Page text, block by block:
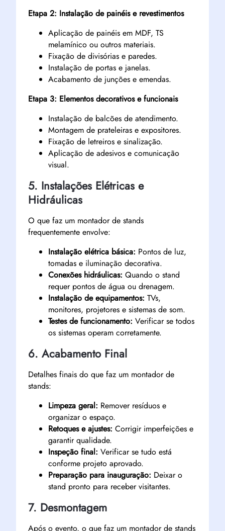
Etapa 2: Instalação de painéis e revestimentos
Aplicação de painéis em MDF, TS
melamínico ou outros materiais.
Fixação de divisórias e paredes.
Instalação de portas e janelas.
Acabamento de junções e emendas.
Etapa 3: Elementos decorativos e funcionais
Instalação de balcões de atendimento.
Montagem de prateleiras e expositores.
Fixação de letreiros e sinalização.
Aplicação de adesivos e comunicação
visual.
5. Instalações Elétricas e
Hidráulicas
O que faz um montador de stands
frequentemente envolve:
Instalação elétrica básica: Pontos de luz,
tomadas e iluminação decorativa.
Conexões hidráulicas: Quando o stand
requer pontos de água ou drenagem.
Instalação de equipamentos: TVs,
monitores, projetores e sistemas de som.
Testes de funcionamento: Verificar se todos
os sistemas operam corretamente.
6. Acabamento Final
Detalhes finais do que faz um montador de
stands:
Limpeza geral: Remover resíduos e
organizar o espaço.
Retoques e ajustes: Corrigir imperfeições e
garantir qualidade.
Inspeção final: Verificar se tudo está
conforme projeto aprovado.
Preparação para inauguração: Deixar o
stand pronto para receber visitantes.
7. Desmontagem
Após o evento, o que faz um montador de stands